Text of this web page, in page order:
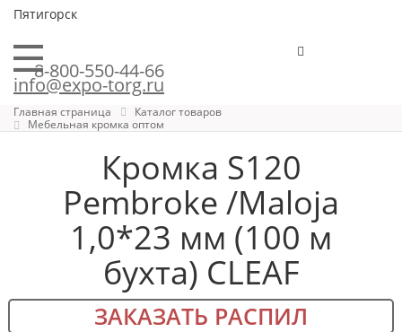
Пятигорск
8-800-550-44-66
info@expo-torg.ru
Главная страница
Каталог товаров
Мебельная кромка оптом
Кромка S120
Pembroke /Maloja
1,0*23 мм (100 м
бухта) CLEAF
ЗАКАЗАТЬ РАСПИЛ